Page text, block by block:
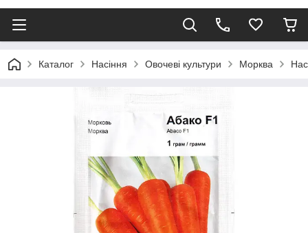
Каталог Насіння Овочеві культури Морква